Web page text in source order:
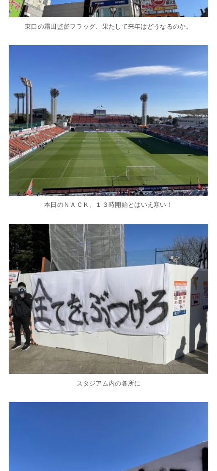
東口の霜田監督フラッグ、果たして来年はどうなるのか。
本日のＮＡＣＫ、１３時開始とはいえ寒い！
スタジアム内の各所に